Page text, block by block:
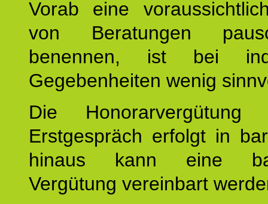
Vorab eine
von Beratungen
benennen, ist bei
Gegebenheiten wenig
Die
Erstgespräch erfolgt in
hinaus kann eine
Vergütung vereinbart